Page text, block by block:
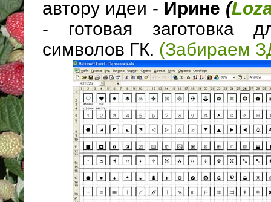
автору идеи - Ирине (
- готовая заготовка
символов ГК. (Забираем